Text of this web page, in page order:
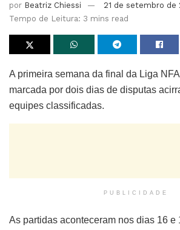
por Beatriz Chiessi
21 de setembro de
Tempo de Leitura: 3 mins read
A primeira semana da final da Liga
marcada por dois dias de disputas
equipes classificadas.
PUBLICIDADE
As partidas aconteceram nos dias 16 e